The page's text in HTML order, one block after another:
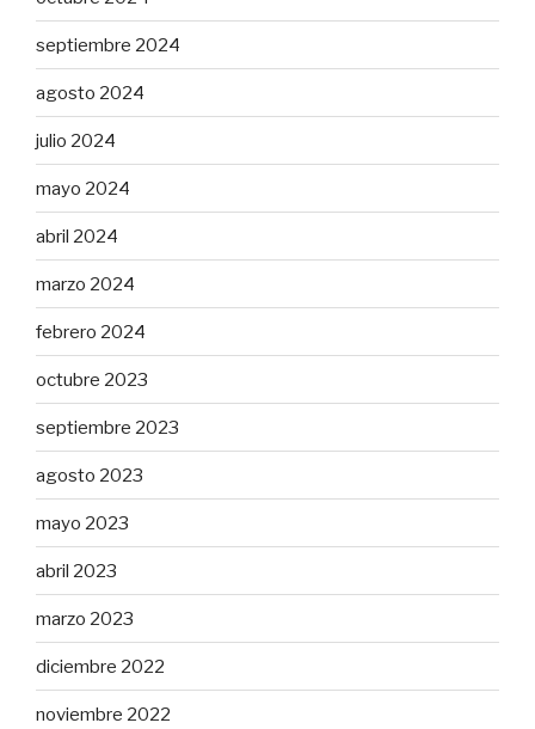
septiembre 2024
agosto 2024
julio 2024
mayo 2024
abril 2024
marzo 2024
febrero 2024
octubre 2023
septiembre 2023
agosto 2023
mayo 2023
abril 2023
marzo 2023
diciembre 2022
noviembre 2022